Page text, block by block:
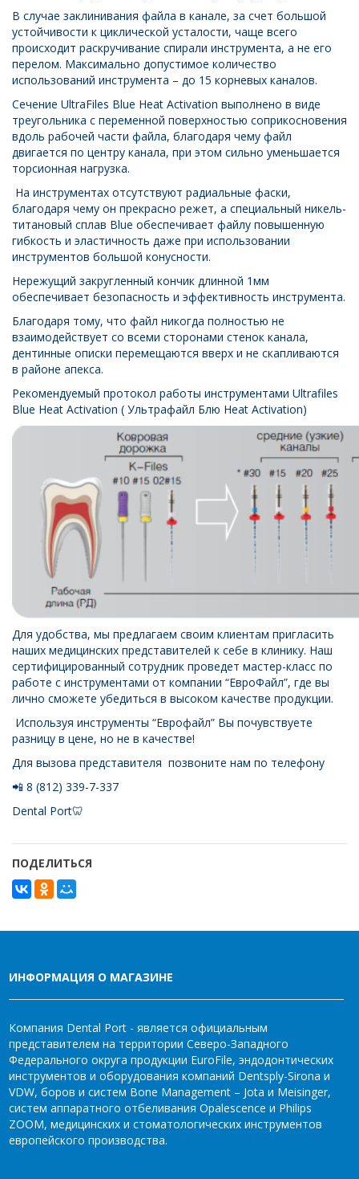
В случае заклинивания файла в канале, за счет большой
устойчивости к циклической усталости, чаще всего
происходит раскручивание спирали инструмента, а не его
перелом. Максимально допустимое количество
использований инструмента – до 15 корневых каналов.
Сечение UltraFiles Blue Heat Activation выполнено в виде
треугольника с переменной поверхностью соприкосновения
вдоль рабочей части файла, благодаря чему файл
двигается по центру канала, при этом сильно уменьшается
торсионная нагрузка.
На инструментах отсутствуют радиальные фаски,
благодаря чему он прекрасно режет, а специальный никель-
титановый сплав Blue обеспечивает файлу повышенную
гибкость и эластичность даже при использовании
инструментов большой конусности.
Нережущий закругленный кончик длинной 1мм
обеспечивает безопасность и эффективность инструмента.
Благодаря тому, что файл никогда полностью не
взаимодействует со всеми сторонами стенок канала,
дентинные описки перемещаются вверх и не скапливаются
в районе апекса.
Рекомендуемый протокол работы инструментами Ultrafiles
Blue Heat Activation ( Ультрафайл Блю Heat Activation)
Для удобства, мы предлагаем своим клиентам пригласить
наших медицинских представителей к себе в клинику. Наш
сертифицированный сотрудник проведет мастер-класс по
работе с инструментами от компании “ЕвроФайл”, где вы
лично сможете убедиться в высоком качестве продукции.
Используя инструменты “Еврофайл” Вы почувствуете
разницу в цене, но не в качестве!
Для вызова представителя позвоните нам по телефону
📲 8 (812) 339-7-337
Dental Port🦷
ПОДЕЛИТЬСЯ
ИНФОРМАЦИЯ О МАГАЗИНЕ
Компания Dental Port - является официальным
представителем на территории Северо-Западного
Федерального округа продукции EuroFile, эндодонтических
инструментов и оборудования компаний Dentsply-Sirona и
VDW, боров и систем Bone Management – Jota и Meisinger,
систем аппаратного отбеливания Opalescence и Philips
ZOOM, медицинских и стоматологических инструментов
европейского производства.